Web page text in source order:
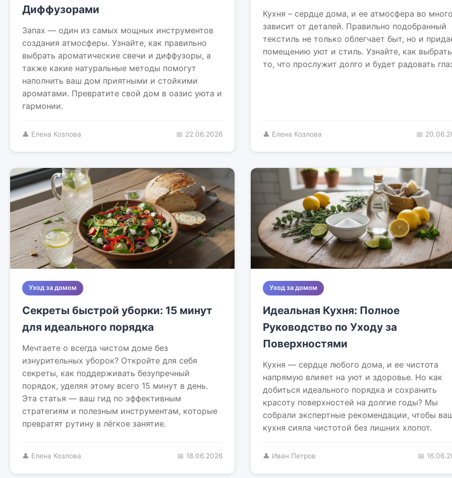
Диффузорами
Запах — один из самых мощных инструментов
создания атмосферы. Узнайте, как правильно
выбрать ароматические свечи и диффузоры, а
также какие натуральные методы помогут
наполнить ваш дом приятными и стойкими
ароматами. Превратите свой дом в оазис уюта и
гармонии.
👤 Елена Козлова 📅 22.06.2026
Кухня – сердце дома, и ее атмосфера во
зависит от деталей. Правильно подобранный
текстиль не только облегчает быт, но и
помещению уют и стиль. Узнайте, как выбрать
то, что прослужит долго и будет радовать
👤 Елена Козлова 📅
Уход за домом
Секреты быстрой уборки: 15 минут
для идеального порядка
Мечтаете о всегда чистом доме без
изнурительных уборок? Откройте для себя
секреты, как поддерживать безупречный
порядок, уделяя этому всего 15 минут в день.
Эта статья — ваш гид по эффективным
стратегиям и полезным инструментам, которые
превратят рутину в лёгкое занятие.
👤 Елена Козлова 📅 18.06.2026
Уход за домом
Идеальная Кухня: Полное
Руководство по Уходу за
Поверхностями
Кухня — сердце любого дома, и ее чистота
напрямую влияет на уют и здоровье. Но как
добиться идеального порядка и сохранить
красоту поверхностей на долгие годы? Мы
собрали экспертные рекомендации, чтобы
кухня сияла чистотой без лишних хлопот.
👤 Иван Петров 📅